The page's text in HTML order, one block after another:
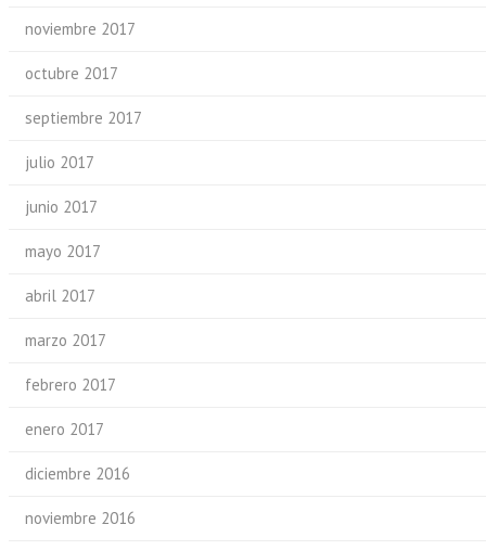
noviembre 2017
octubre 2017
septiembre 2017
julio 2017
junio 2017
mayo 2017
abril 2017
marzo 2017
febrero 2017
enero 2017
diciembre 2016
noviembre 2016